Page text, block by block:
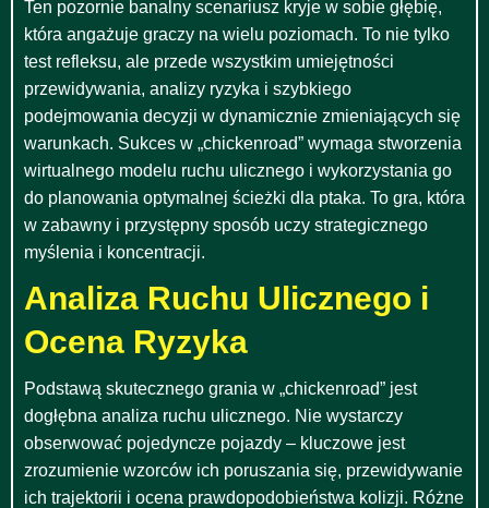
Ten pozornie banalny scenariusz kryje w sobie głębię,
która angażuje graczy na wielu poziomach. To nie tylko
test refleksu, ale przede wszystkim umiejętności
przewidywania, analizy ryzyka i szybkiego
podejmowania decyzji w dynamicznie zmieniających się
warunkach. Sukces w „chickenroad” wymaga stworzenia
wirtualnego modelu ruchu ulicznego i wykorzystania go
do planowania optymalnej ścieżki dla ptaka. To gra, która
w zabawny i przystępny sposób uczy strategicznego
myślenia i koncentracji.
Analiza Ruchu Ulicznego i
Ocena Ryzyka
Podstawą skutecznego grania w „chickenroad” jest
dogłębna analiza ruchu ulicznego. Nie wystarczy
obserwować pojedyncze pojazdy – kluczowe jest
zrozumienie wzorców ich poruszania się, przewidywanie
ich trajektorii i ocena prawdopodobieństwa kolizji. Różne